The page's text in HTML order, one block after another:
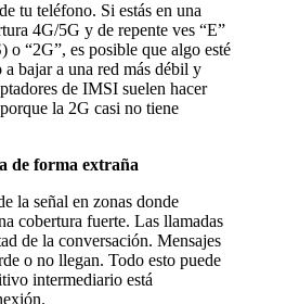
tu teléfono. Si estás en una
4G/5G y de repente ves “E”
“2G”, es posible que algo esté
bajar a una red más débil y
de IMSI suelen hacer
la 2G casi no tiene
de forma extraña
la señal en zonas donde
cobertura fuerte. Las llamadas
de la conversación. Mensajes
o no llegan. Todo esto puede
intermediario está